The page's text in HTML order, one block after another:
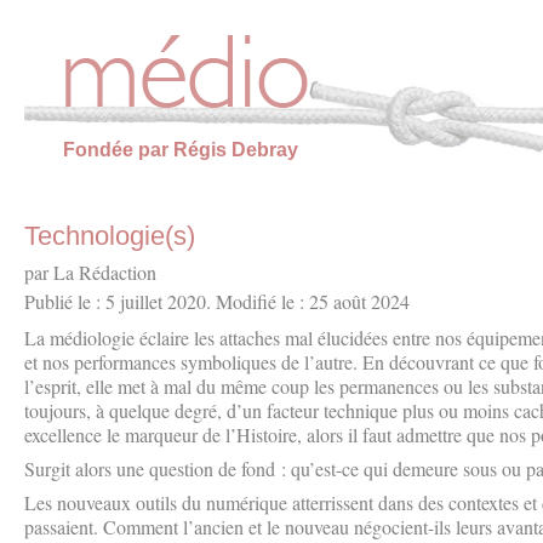
Fondée par Régis Debray
Technologie(s)
par La Rédaction
Publié le : 5 juillet 2020. Modifié le : 25 août 2024
La médiologie éclaire les attaches mal élucidées entre nos
et nos performances symboliques de l’autre. En découvrant ce que
l’esprit, elle met à mal du même coup les permanences ou les
toujours, à quelque degré, d’un facteur technique plus ou moins
excellence le marqueur de l’Histoire, alors il faut admettre que nos
Surgit alors une question de fond : qu’est-ce qui demeure sous ou
Les nouveaux outils du numérique atterrissent dans des contextes et
passaient. Comment l’ancien et le nouveau négocient-ils leurs